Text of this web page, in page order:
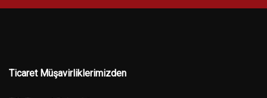
Ticaret Müşavirliklerimizden